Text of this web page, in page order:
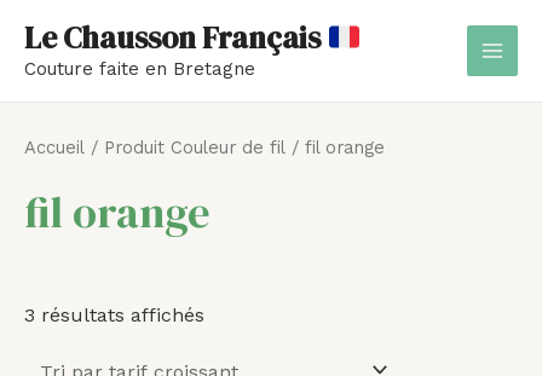
Le Chausson Français
Couture faite en Bretagne
Accueil / Produit Couleur de fil / fil orange
fil orange
3 résultats affichés
prix